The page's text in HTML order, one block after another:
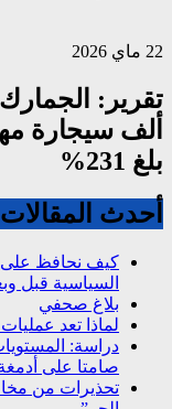
22 ماي 2026
بلغ 231%
أحدث المقالات
كيف نحافظ على
السياسية قبل
بلاغ صحفي
لماذا تعد
صامتا على
تحذيرات من